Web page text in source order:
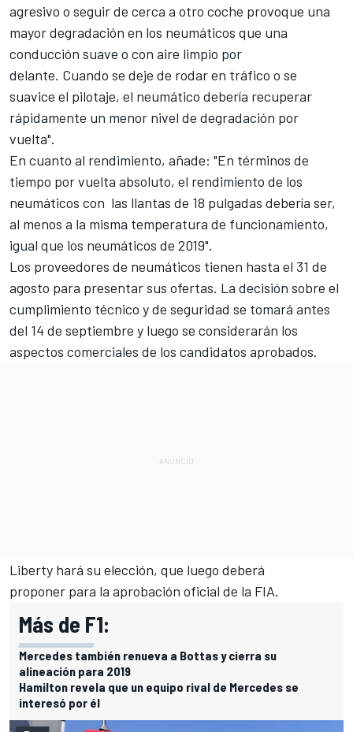
agresivo o seguir de cerca a otro coche provoque una
mayor degradación en los neumáticos que una
conducción suave o con aire limpio por
delante. Cuando se deje de rodar en tráfico o se
suavice el pilotaje, el neumático debería recuperar
rápidamente un menor nivel de degradación por
vuelta".
En cuanto al rendimiento, añade: "En términos de
tiempo por vuelta absoluto, el rendimiento de los
neumáticos con las llantas de 18 pulgadas debería ser,
al menos a la misma temperatura de funcionamiento,
igual que los neumáticos de 2019".
Los proveedores de neumáticos tienen hasta el 31 de
agosto para presentar sus ofertas. La decisión sobre el
cumplimiento técnico y de seguridad se tomará antes
del 14 de septiembre y luego se considerarán los
aspectos comerciales de los candidatos aprobados.
Liberty hará su elección, que luego deberá
proponer para la aprobación oficial de la FIA.
Más de F1:
Mercedes también renueva a Bottas y cierra su
alineación para 2019
Hamilton revela que un equipo rival de Mercedes se
interesó por él